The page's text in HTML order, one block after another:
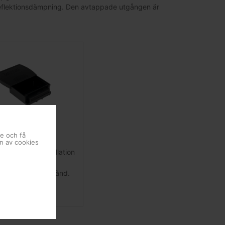
Den avtappade utgången är
Tillbehör
för utomhus installation
och slutmotstånd.
och få
av cookies